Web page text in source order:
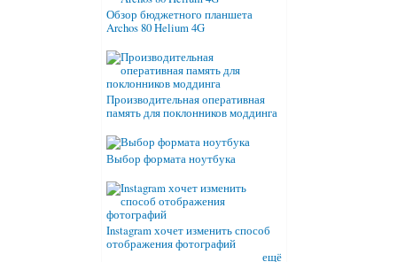
Обзор бюджетного планшета
Archos 80 Helium 4G
Производительная оперативная
память для поклонников моддинга
Выбор формата ноутбука
Instagram хочет изменить способ
отображения фотографий
ещё